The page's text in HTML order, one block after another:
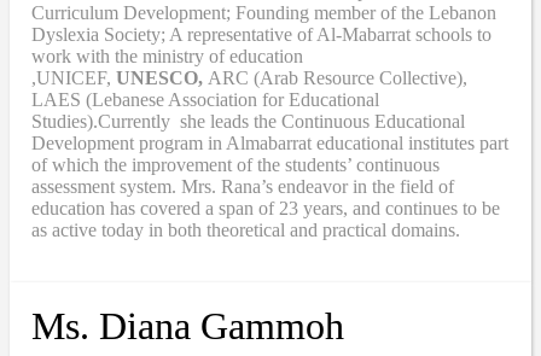
Curriculum Development; Founding member of the Lebanon
Dyslexia Society; A representative of Al-Mabarrat schools to
work with the ministry of education
,UNICEF, UNESCO, ARC (Arab Resource Collective),
LAES (Lebanese Association for Educational
Studies).Currently she leads the Continuous Educational
Development program in Almabarrat educational institutes part
of which the improvement of the students’ continuous
assessment system. Mrs. Rana’s endeavor in the field of
education has covered a span of 23 years, and continues to be
as active today in both theoretical and practical domains.
Ms. Diana Gammoh